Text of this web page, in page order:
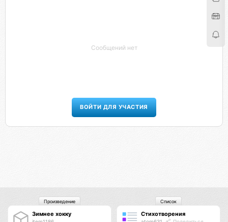
Сообщений нет
ВОЙТИ ДЛЯ УЧАСТИЯ
Зимнее хокку
Произведение
Стихотворения
Список